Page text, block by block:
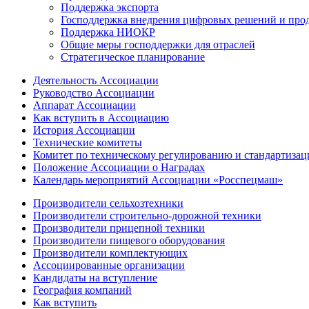
Поддержка экспорта
Господдержка внедрения цифровых решений и
Поддержка НИОКР
Общие меры господдержки для отраслей
Стратегическое планирование
Деятельность Ассоциации
Руководство Ассоциации
Аппарат Ассоциации
Как вступить в Ассоциацию
История Ассоциации
Технические комитеты
Комитет по техническому регулированию и
Положение Ассоциации о Наградах
Календарь мероприятий Ассоциации «Росспецмаш»
Производители сельхозтехники
Производители строительно-дорожной техники
Производители прицепной техники
Производители пищевого оборудования
Производители комплектующих
Ассоциированные организации
Кандидаты на вступление
География компаний
Как вступить